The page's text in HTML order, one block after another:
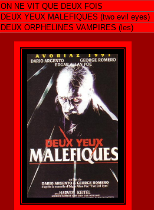
ON NE VIT QUE DEUX FOIS
DEUX YEUX MALEFIQUES (two evil eyes)
DEUX ORPHELINES VAMPIRES (les)